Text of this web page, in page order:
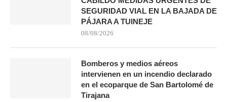
SEGURIDAD VIAL EN LA BAJADA DE
PÁJARA A TUINEJE
08/08/2026
Bomberos y medios aéreos
intervienen en un incendio declarado
en el ecoparque de San Bartolomé de
Tirajana